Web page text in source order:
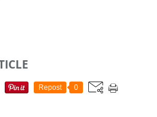
Repost 0